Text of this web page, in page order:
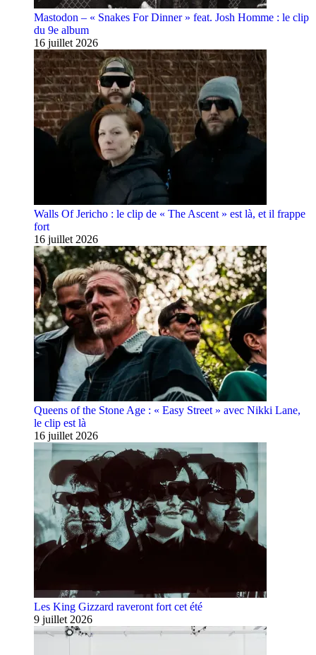
Mastodon – « Snakes For Dinner » feat. Josh Homme : le clip
du 9e album
16 juillet 2026
Walls Of Jericho : le clip de « The Ascent » est là, et il frappe
fort
16 juillet 2026
Queens of the Stone Age : « Easy Street » avec Nikki Lane,
le clip est là
16 juillet 2026
Les King Gizzard raveront fort cet été
9 juillet 2026